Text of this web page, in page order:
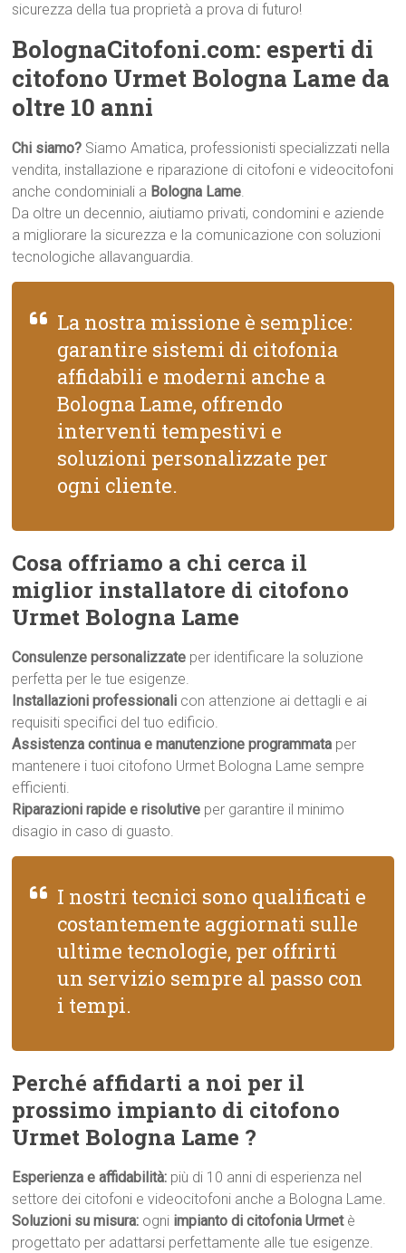
sicurezza della tua proprietà a prova di futuro!
BolognaCitofoni.com: esperti di
citofono Urmet Bologna Lame da
oltre 10 anni
Chi siamo? Siamo Amatica, professionisti specializzati nella
vendita, installazione e riparazione di citofoni e videocitofoni
anche condominiali a Bologna Lame.
Da oltre un decennio, aiutiamo privati, condomini e aziende
a migliorare la sicurezza e la comunicazione con soluzioni
tecnologiche allavanguardia.
La nostra missione è semplice:
garantire sistemi di citofonia
affidabili e moderni anche a
Bologna Lame, offrendo
interventi tempestivi e
soluzioni personalizzate per
ogni cliente.
Cosa offriamo a chi cerca il
miglior installatore di citofono
Urmet Bologna Lame
Consulenze personalizzate per identificare la soluzione
perfetta per le tue esigenze.
Installazioni professionali con attenzione ai dettagli e ai
requisiti specifici del tuo edificio.
Assistenza continua e manutenzione programmata per
mantenere i tuoi citofono Urmet Bologna Lame sempre
efficienti.
Riparazioni rapide e risolutive per garantire il minimo
disagio in caso di guasto.
I nostri tecnici sono qualificati e
costantemente aggiornati sulle
ultime tecnologie, per offrirti
un servizio sempre al passo con
i tempi.
Perché affidarti a noi per il
prossimo impianto di citofono
Urmet Bologna Lame ?
Esperienza e affidabilità: più di 10 anni di esperienza nel
settore dei citofoni e videocitofoni anche a Bologna Lame.
Soluzioni su misura: ogni impianto di citofonia Urmetè
progettato per adattarsi perfettamente alle tue esigenze.